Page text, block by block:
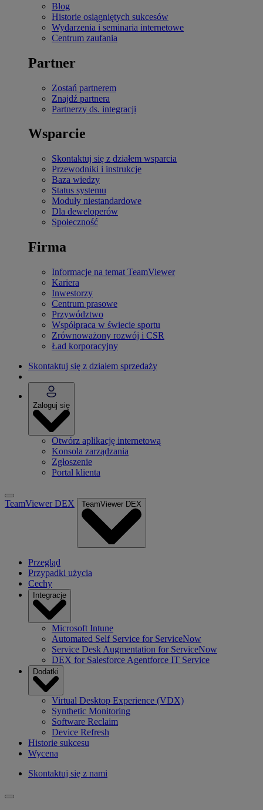
Blog
Historie osiągniętych sukcesów
Wydarzenia i seminaria internetowe
Centrum zaufania
Partner
Zostań partnerem
Znajdź partnera
Partnerzy ds. integracji
Wsparcie
Skontaktuj się z działem wsparcia
Przewodniki i instrukcje
Baza wiedzy
Status systemu
Moduły niestandardowe
Dla deweloperów
Społeczność
Firma
Informacje na temat TeamViewer
Kariera
Inwestorzy
Centrum prasowe
Przywództwo
Współpraca w świecie sportu
Zrównoważony rozwój i CSR
Ład korporacyjny
Skontaktuj się z działem sprzedaży
Zaloguj się
Otwórz aplikację internetową
Konsola zarządzania
Zgłoszenie
Portal klienta
TeamViewer DEX TeamViewer DEX
Przegląd
Przypadki użycia
Cechy
Integracje
Microsoft Intune
Automated Self Service for ServiceNow
Service Desk Augmentation for ServiceNow
DEX for Salesforce Agentforce IT Service
Dodatki
Virtual Desktop Experience (VDX)
Synthetic Monitoring
Software Reclaim
Device Refresh
Historie sukcesu
Wycena
Skontaktuj się z nami